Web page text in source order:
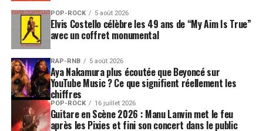
POP-ROCK 5 août 2026
Elvis Costello célèbre les 49 ans de “My Aim Is True”
avec un coffret monumental
RAP-RNB 5 août 2026
Aya Nakamura plus écoutée que Beyoncé sur
YouTube Music ? Ce que signifient réellement les
chiffres
POP-ROCK 16 juillet 2026
Guitare en Scène 2026 : Manu Lanvin met le feu
après les Pixies et fini son concert dans le public